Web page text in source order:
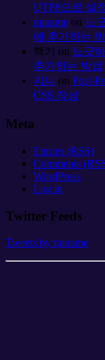
UTF8으로 설
miname on 느
에 추가하는
핵기
on 느긋
추가하는 방법
지니 on Post-
CSS 작성
Meta
Entries (RSS)
Comments
WordPress
Log in
Twitter Feeds
Tweets by miname